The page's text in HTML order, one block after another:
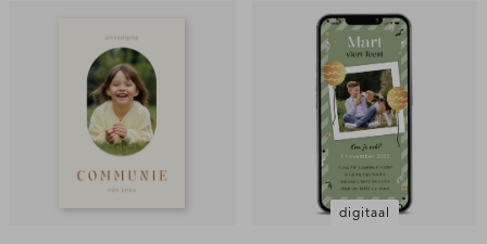
digitaal